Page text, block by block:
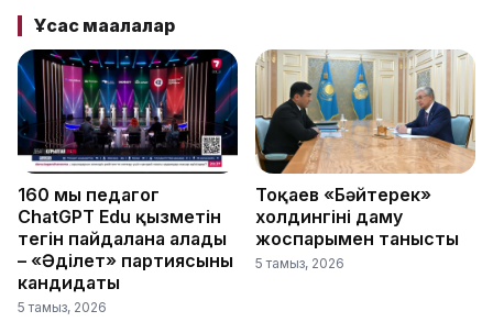
Ұқсас мақалалар
160 мың педагог
ChatGPT Edu қызметін
тегін пайдалана алады
– «Әділет» партиясының
кандидаты
5 тамыз, 2026
Тоқаев «Бәйтерек»
холдингінің даму
жоспарымен танысты
5 тамыз, 2026